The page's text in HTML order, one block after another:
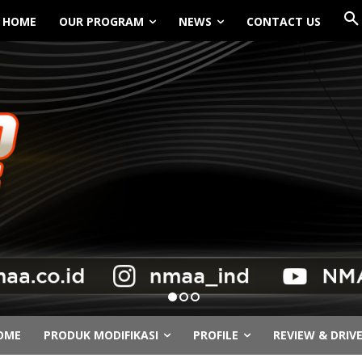
HOME OUR PROGRAM NEWS CONTACT US
PRODUK MODIFIKASI PROFILE REVIEW & DRIVE